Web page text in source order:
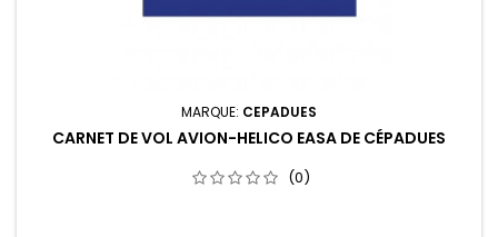
MARQUE: CEPADUES
CARNET DE VOL AVION-HELICO EASA DE CÉPADUES
(0)